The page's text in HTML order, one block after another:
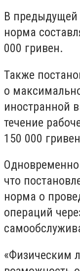
В предыдущей
норма
000 гривен.
Также
о
иностранной
течение
150 000
Одновременно
что
норма о
операций
«Физическим